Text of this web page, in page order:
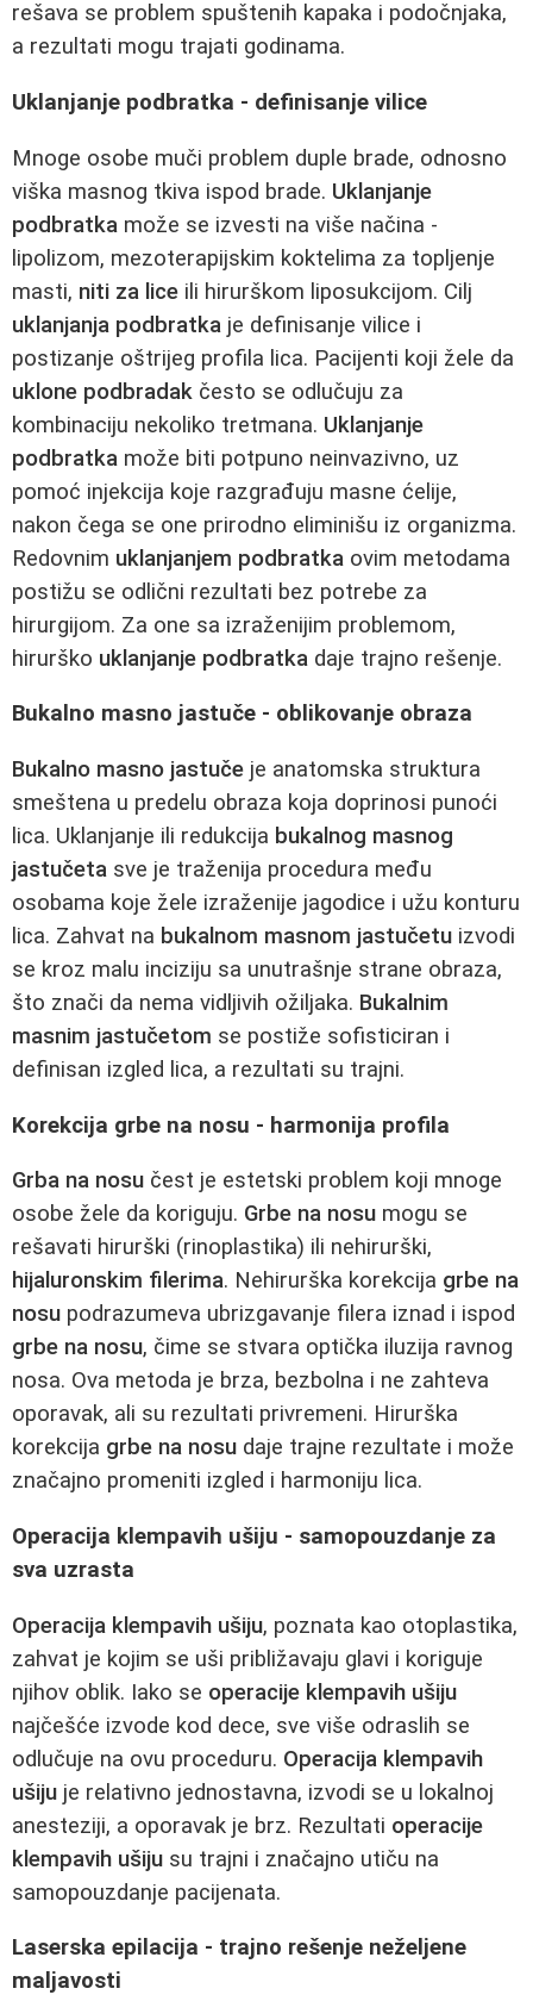
rešava se problem spuštenih kapaka i podočnjaka,
a rezultati mogu trajati godinama.
Uklanjanje podbratka - definisanje vilice
Mnoge osobe muči problem duple brade, odnosno
viška masnog tkiva ispod brade. Uklanjanje
podbratka može se izvesti na više načina -
lipolizom, mezoterapijskim koktelima za topljenje
masti, niti za lice ili hirurškom liposukcijom. Cilj
uklanjanja podbratka je definisanje vilice i
postizanje oštrijeg profila lica. Pacijenti koji žele da
uklone podbradak često se odlučuju za
kombinaciju nekoliko tretmana. Uklanjanje
podbratka može biti potpuno neinvazivno, uz
pomoć injekcija koje razgrađuju masne ćelije,
nakon čega se one prirodno eliminišu iz organizma.
Redovnim uklanjanjem podbratka ovim metodama
postižu se odlični rezultati bez potrebe za
hirurgijom. Za one sa izraženijim problemom,
hirurško uklanjanje podbratka daje trajno rešenje.
Bukalno masno jastuče - oblikovanje obraza
Bukalno masno jastuče je anatomska struktura
smeštena u predelu obraza koja doprinosi punoći
lica. Uklanjanje ili redukcija bukalnog masnog
jastučeta sve je traženija procedura među
osobama koje žele izraženije jagodice i užu konturu
lica. Zahvat na bukalnom masnom jastučetu izvodi
se kroz malu inciziju sa unutrašnje strane obraza,
što znači da nema vidljivih ožiljaka. Bukalnim
masnim jastučetom se postiže sofisticiran i
definisan izgled lica, a rezultati su trajni.
Korekcija grbe na nosu - harmonija profila
Grba na nosu čest je estetski problem koji mnoge
osobe žele da koriguju. Grbe na nosu mogu se
rešavati hirurški (rinoplastika) ili nehirurški,
hijaluronskim filerima. Nehirurška korekcija grbe na
nosu podrazumeva ubrizgavanje filera iznad i ispod
grbe na nosu, čime se stvara optička iluzija ravnog
nosa. Ova metoda je brza, bezbolna i ne zahteva
oporavak, ali su rezultati privremeni. Hirurška
korekcija grbe na nosu daje trajne rezultate i može
značajno promeniti izgled i harmoniju lica.
Operacija klempavih ušiju - samopouzdanje za
sva uzrasta
Operacija klempavih ušiju, poznata kao otoplastika,
zahvat je kojim se uši približavaju glavi i koriguje
njihov oblik. Iako se operacije klempavih ušiju
najčešće izvode kod dece, sve više odraslih se
odlučuje na ovu proceduru. Operacija klempavih
ušiju je relativno jednostavna, izvodi se u lokalnoj
anesteziji, a oporavak je brz. Rezultati operacije
klempavih ušiju su trajni i značajno utiču na
samopouzdanje pacijenata.
Laserska epilacija - trajno rešenje neželjene
maljavosti